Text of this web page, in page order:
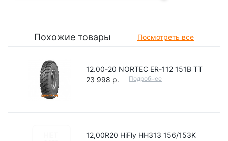
Похожие товары Посмотреть все
12.00-20 NORTEC ER-112 151B TT
23 998 р.
Подробнее
12,00R20 HiFly HH313 156/153K